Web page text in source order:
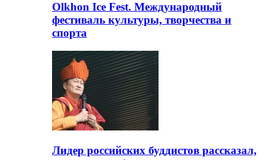
Olkhon Ice Fest. Международный
фестиваль культуры, творчества и
спорта
Лидер российских буддистов рассказал,